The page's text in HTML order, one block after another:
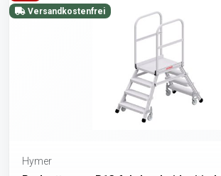
Versandkostenfrei
Hymer